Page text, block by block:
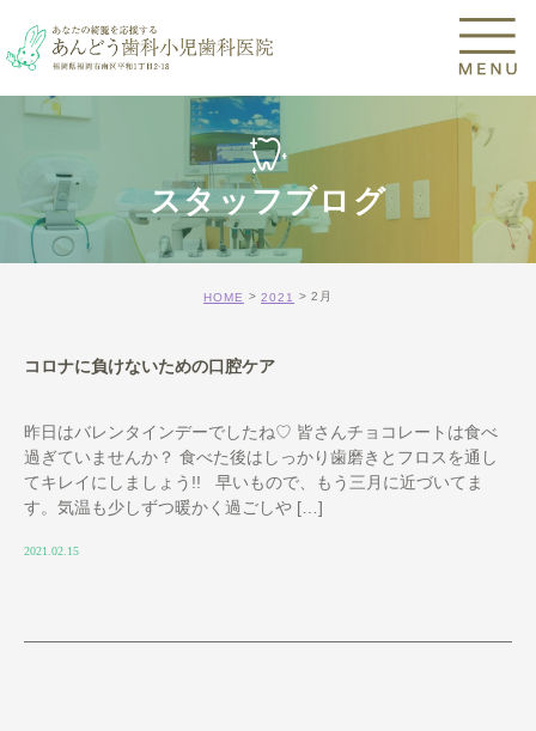
スタッフブログ
HOME 2021 2月
コロナに負けないための口腔ケア
昨日はバレンタインデーでしたね♡ 皆さんチョコレートは食べ
過ぎていませんか？ 食べた後はしっかり歯磨きとフロスを通し
てキレイにしましょう!! 早いもので、もう三月に近づいてま
す。気温も少しずつ暖かく過ごしや […]
2021.02.15